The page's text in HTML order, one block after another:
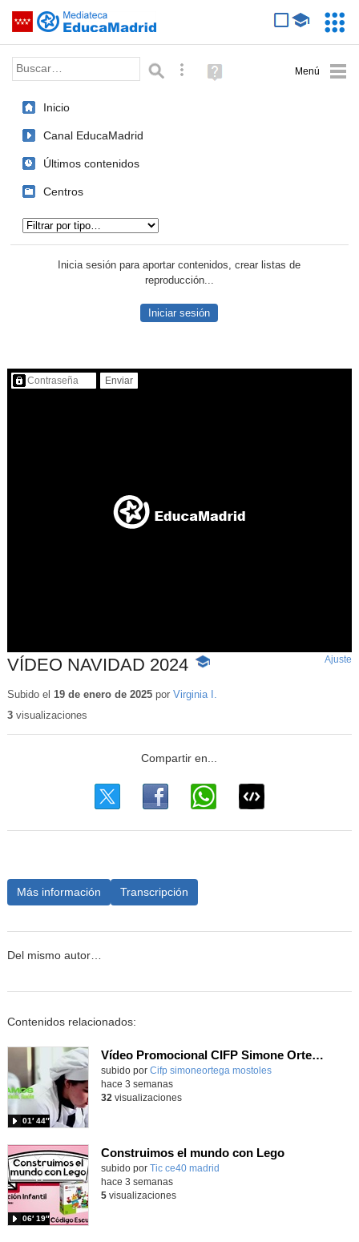
Saltar navegación
Palabra o frase: Búsqueda avanzada
Ayuda
(en
Inicio
Canal EducaMadrid
Últimos contenidos
Centros
Inicia sesión para aportar contenidos, crear listas de
reproducción...
Iniciar sesión
Contenido protegido…
VÍDEO NAVIDAD 2024 -
educativo
Ajuste
Subido el 19 de enero de 2025por Virginia I.
3visualizaciones
Más información Transcripción
Del mismo autor…
Contenidos relacionados:
Vídeo Promocional CIFP Simone Ortega
Contenido educativo.
subido por Cifp simoneortega mostoles
01′ 44″
-
hace 3 semanas
32 visualizaciones
Construimos el mundo con Lego
subido por Tic ce40 madrid
06′ 19″
hace 3 semanas
5visualizaciones